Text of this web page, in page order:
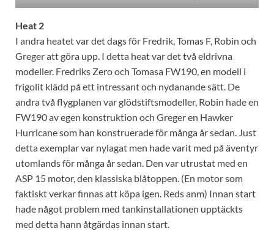
Heat 2
I andra heatet var det dags för Fredrik, Tomas F, Robin och
Greger att göra upp. I detta heat var det två eldrivna
modeller. Fredriks Zero och Tomasa FW190, en modell i
frigolit klädd på ett intressant och nydanande sätt. De
andra två flygplanen var glödstiftsmodeller, Robin hade en
FW190 av egen konstruktion och Greger en Hawker
Hurricane som han konstruerade för många år sedan. Just
detta exemplar var nylagat men hade varit med på äventyr
utomlands för många år sedan. Den var utrustat med en
ASP 15 motor, den klassiska blåtoppen. (En motor som
faktiskt verkar finnas att köpa igen. Reds anm) Innan start
hade något problem med tankinstallationen upptäckts
med detta hann åtgärdas innan start.